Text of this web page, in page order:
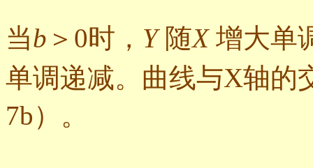
当b ＞0时， Y随X增大单
单调递减。曲线与X轴的
7b）。